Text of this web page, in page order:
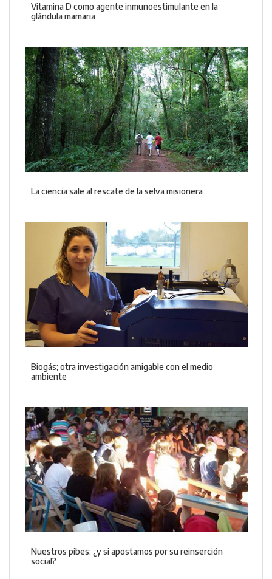
Vitamina D como agente inmunoestimulante en la
glándula mamaria
La ciencia sale al rescate de la selva misionera
Biogás; otra investigación amigable con el medio
ambiente
Nuestros pibes: ¿y si apostamos por su reinserción
social?